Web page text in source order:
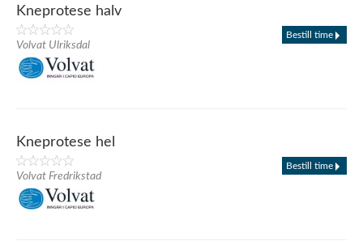
Kneprotese halv
Volvat Ulriksdal
Bestill time
Kneprotese hel
Volvat Fredrikstad
Bestill time